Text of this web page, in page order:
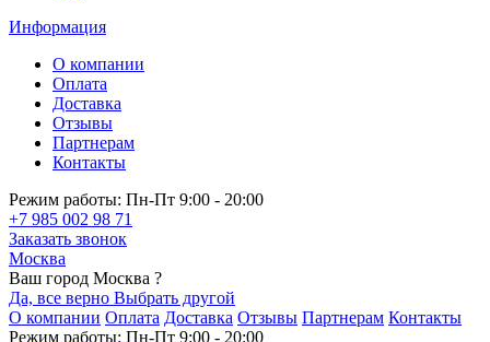
Информация
О компании
Оплата
Доставка
Отзывы
Партнерам
Контакты
Режим работы: Пн-Пт 9:00 - 20:00
+7 985 002 98 71
Заказать звонок
Москва
Ваш город Москва ?
Да, все верно Выбрать другой
О компании Оплата Доставка Отзывы Партнерам Контакты
Режим работы: Пн-Пт 9:00 - 20:00